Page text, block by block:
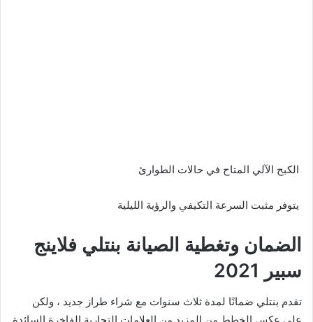
الكبح الآلي المتاح في حالات الطوارئ
يتوفر مثبت السرعة التكيفي والرؤية الليلية
الضمان وتغطية الصيانة بنتلي فلاينج
سبير 2021
تقدم بنتلي ضمانًا لمدة ثلاث سنوات مع شراء طراز جديد ، ولكن